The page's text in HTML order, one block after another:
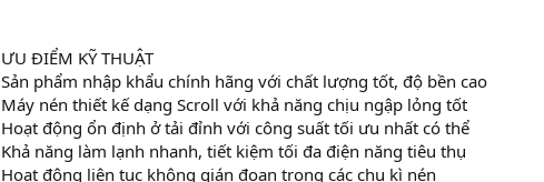
ƯU ĐIỂM KỸ THUẬT
Sản phẩm nhập khẩu chính hãng với chất lượng tốt, độ bền cao
Máy nén thiết kế dạng Scroll với khả năng chịu ngập lỏng tốt
Hoạt động ổn định ở tải đỉnh với công suất tối ưu nhất có thể
Khả năng làm lạnh nhanh, tiết kiệm tối đa điện năng tiêu thụ
Hoạt động liên tục không gián đoạn trong các chu kì nén